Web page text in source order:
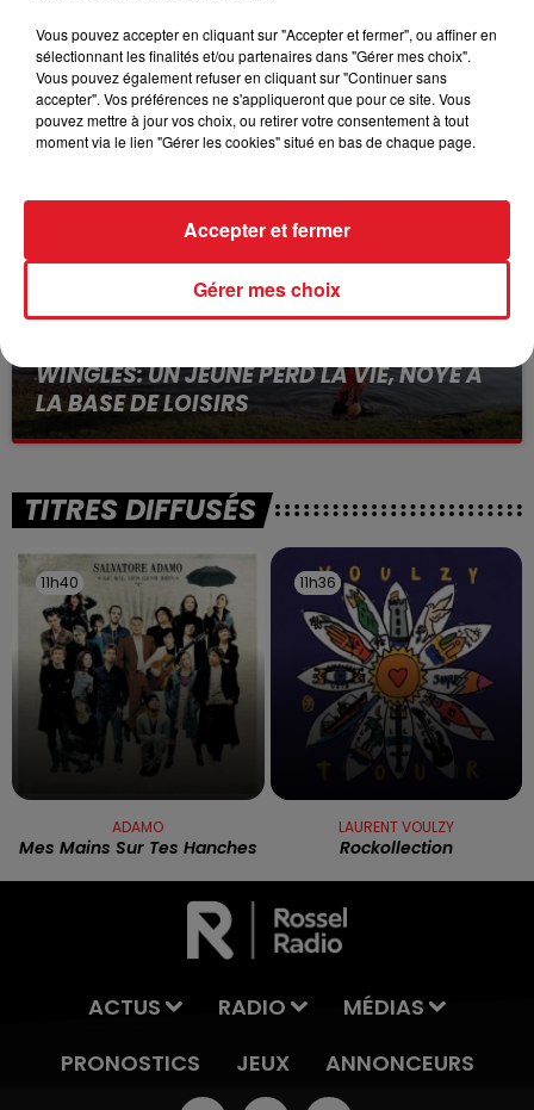
15 juillet 2026
BÉTHUNE: ENQUÊTE POUR HOMICIDE
VOLONTAIRE EN COURS, APRÈS LA...
Selon les premiers éléments, le logement servait
WINGLES: UN JEUNE PERD LA VIE, NOYÉ À
LA BASE DE LOISIRS
La victime a coulé à pic
TITRES DIFFUSÉS
11h40
11h40
ADAMO
Mes Mains Sur Tes Hanches
11h36
11h36
LAURENT VOULZY
Rockollection
ACTUS RADIO
MÉDIAS
PRONOSTICS
JEUX ANNONCEURS
Vous pouvez accepter en cliquant sur "Accepter et fermer", ou affiner en
sélectionnant les finalités et/ou partenaires dans "Gérer mes choix".
Vous pouvez également refuser en cliquant sur "Continuer sans
accepter". Vos préférences ne s'appliqueront que pour ce site. Vous
pouvez mettre à jour vos choix, ou retirer votre consentement à tout
moment via le lien "Gérer les cookies" situé en bas de chaque page.
Gérer mes choix
Accepter et fermer